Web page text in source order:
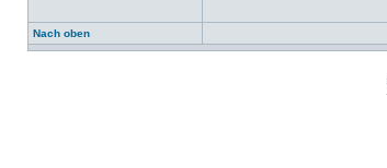
Nach oben